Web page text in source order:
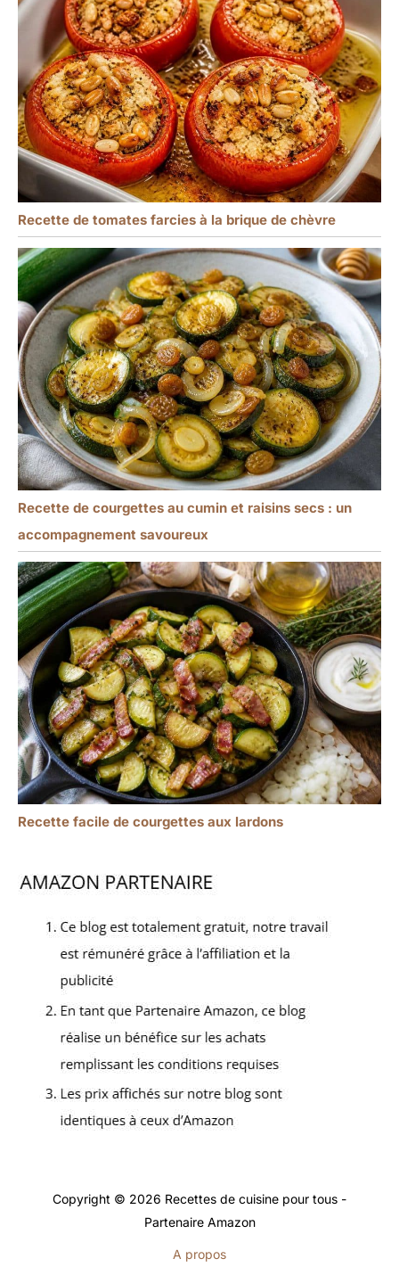
Recette de tomates farcies à la brique de chèvre
Recette de courgettes au cumin et raisins secs : un
accompagnement savoureux
Recette facile de courgettes aux lardons
Copyright © 2026 Recettes de cuisine pour tous -
Partenaire Amazon
A propos